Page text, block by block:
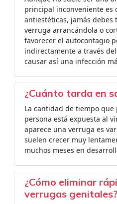
principal inconveniente es
antiestéticas, jamás
verruga arrancándola o
favorecer el autocontagio
indirectamente a través
causar así una infección
¿Cuánto tarda en
La cantidad de tiempo que
persona está expuesta al
aparece una verruga es
suelen crecer muy
muchos meses en
¿Cómo eliminar
verrugas genitales?